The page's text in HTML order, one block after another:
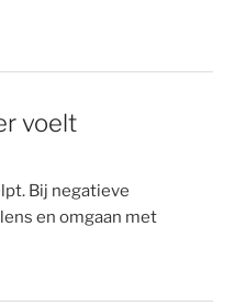
voelt
Bij negatieve
en omgaan met